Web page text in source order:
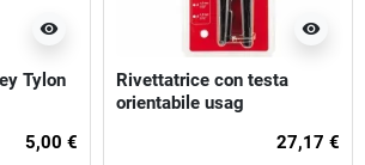
visibility
Tylon
5,00 €
visibility
Rivettatrice con testa
orientabile usag
27,17 €